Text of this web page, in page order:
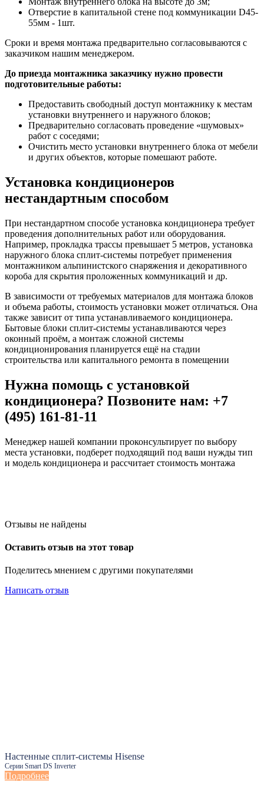
Отверстие в капитальной стене под коммуникации D45-
55мм - 1шт.
Сроки и время монтажа предварительно согласовываются с
заказчиком нашим менеджером.
До приезда монтажника заказчику нужно провести
подготовительные работы:
Предоставить свободный доступ монтажнику к местам
установки внутреннего и наружного блоков;
Предварительно согласовать проведение «шумовых»
работ с соседями;
Очистить место установки внутреннего блока от мебели
и других объектов, которые помешают работе.
Установка кондиционеров
нестандартным способом
При нестандартном способе установка кондиционера требует
проведения дополнительных работ или оборудования.
Например, прокладка трассы превышает 5 метров, установка
наружного блока сплит-системы потребует применения
монтажником альпинистского снаряжения и декоративного
короба для скрытия проложенных коммуникаций и др.
В зависимости от требуемых материалов для монтажа блоков
и объема работы, стоимость установки может отличаться. Она
также зависит от типа устанавливаемого кондиционера.
Бытовые блоки сплит-системы устанавливаются через
оконный проём, а монтаж сложной системы
кондиционирования планируется ещё на стадии
строительства или капитального ремонта в помещении
Нужна помощь с установкой
кондиционера? Позвоните нам: +7
(495) 161-81-11
Менеджер нашей компании проконсультирует по выбору
места установки, подберет подходящий под ваши нужды тип
и модель кондиционера и рассчитает стоимость монтажа
Отзывы не найдены
Оставить отзыв на этот товар
Поделитесь мнением с другими покупателями
Написать отзыв
Настенные сплит-системы Hisense
Серии Smart DS Inverter
Подробнее